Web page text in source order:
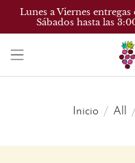
Lunes a Viernes
Sábados hasta las
Inicio All